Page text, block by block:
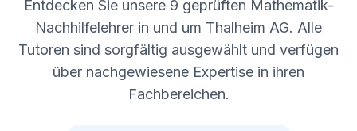
Entdecken Sie unsere 9 geprüften Mathematik-
Nachhilfelehrer in und um Thalheim AG. Alle
Tutoren sind sorgfältig ausgewählt und verfügen
über nachgewiesene Expertise in ihren
Fachbereichen.